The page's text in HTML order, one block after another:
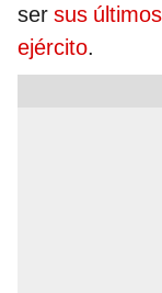
ser sus
ejército.